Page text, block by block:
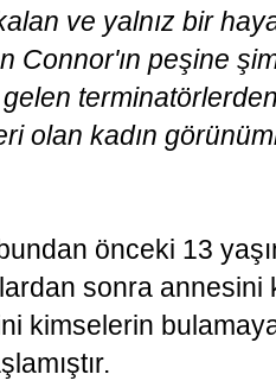
ve yalnız bir
Connor'ın peşine
olan kadın
önceki 13
sonra annesini
kimselerin